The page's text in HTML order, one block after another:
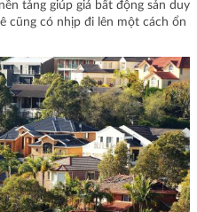
tảng giúp giá bất động sản duy
cũng có nhịp đi lên một cách ổn